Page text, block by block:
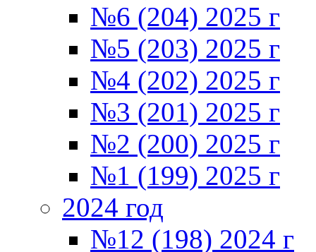
№6 (204) 2025 г
№5 (203) 2025 г
№4 (202) 2025 г
№3 (201) 2025 г
№2 (200) 2025 г
№1 (199) 2025 г
2024 год
№12 (198) 2024 г